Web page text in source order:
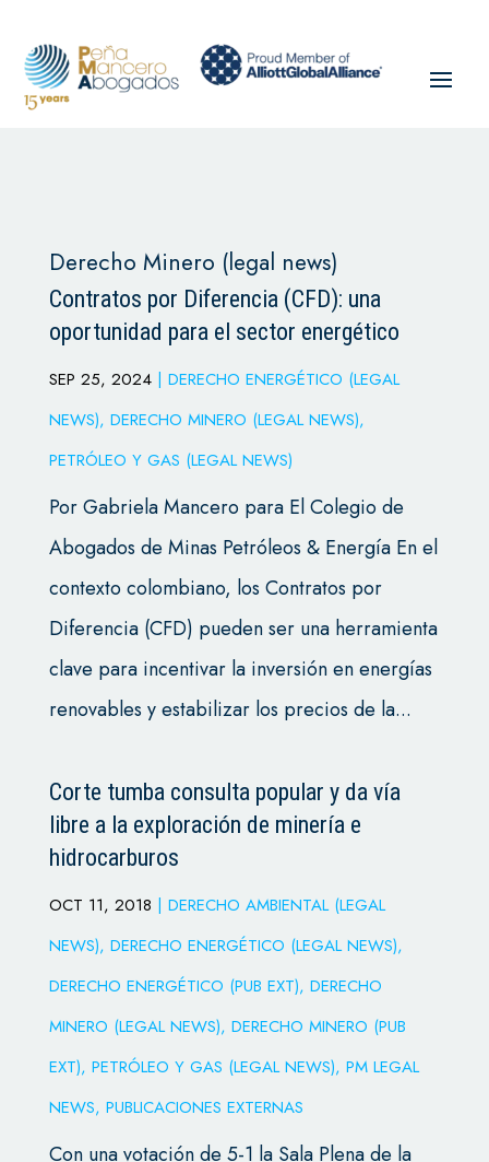
Derecho Minero (legal news)
Contratos por Diferencia (CFD): una
oportunidad para el sector energético
SEP 25, 2024| DERECHO ENERGÉTICO (LEGAL
NEWS), DERECHO MINERO (LEGAL NEWS),
PETRÓLEO Y GAS (LEGAL NEWS)
Por Gabriela Mancero para El Colegio de
Abogados de Minas Petróleos & Energía En el
contexto colombiano, los Contratos por
Diferencia (CFD) pueden ser una herramienta
clave para incentivar la inversión en energías
renovables y estabilizar los precios de la...
Corte tumba consulta popular y da vía
libre a la exploración de minería e
hidrocarburos
OCT 11, 2018 | DERECHO AMBIENTAL (LEGAL
NEWS), DERECHO ENERGÉTICO (LEGAL NEWS),
DERECHO ENERGÉTICO (PUB EXT), DERECHO
MINERO (LEGAL NEWS), DERECHO MINERO (PUB
EXT), PETRÓLEO Y GAS (LEGAL NEWS), PM LEGAL
NEWS, PUBLICACIONES EXTERNAS
Con una votación de 5-1 la Sala Plena de la